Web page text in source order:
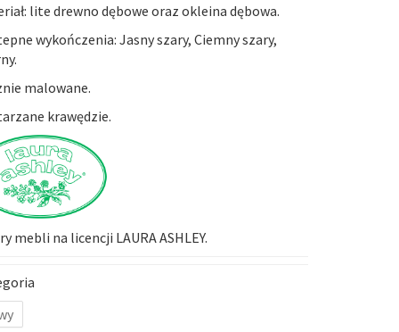
lite drewno dębowe oraz okleina dębowa.
wykończenia: Jasny szary, Ciemny szary,
malowane.
krawędzie.
mebli na licencji LAURA ASHLEY.